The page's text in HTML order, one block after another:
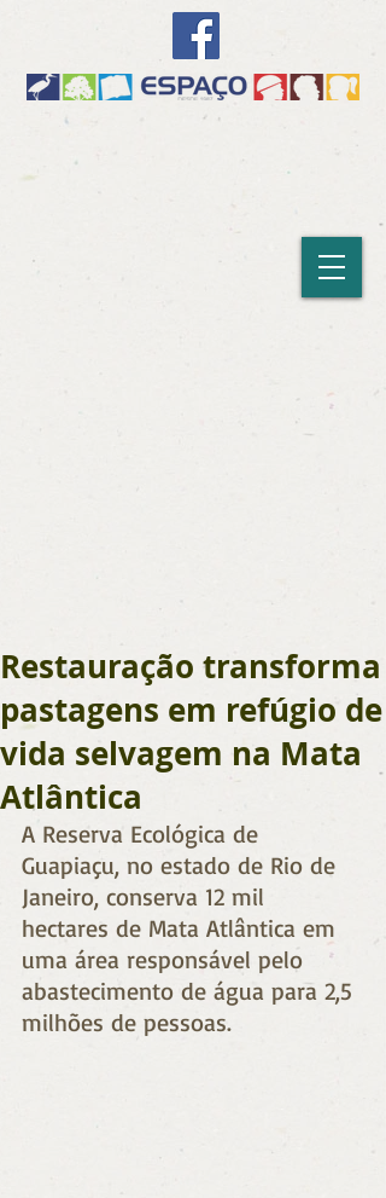
Restauração transforma
pastagens em refúgio de
vida selvagem na Mata
Atlântica
A Reserva Ecológica de
Guapiaçu, no estado de Rio de
Janeiro, conserva 12 mil
hectares de Mata Atlântica em
uma área responsável pelo
abastecimento de água para 2,5
milhões de pessoas.